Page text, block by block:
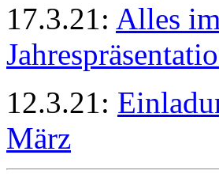
17.3.21: Alles
12.3.21:
März